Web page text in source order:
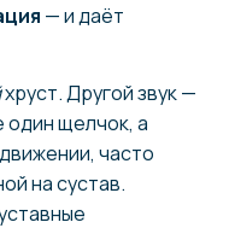
— и даёт
хруст. Другой звук —
один щелчок, а
часто
на сустав.